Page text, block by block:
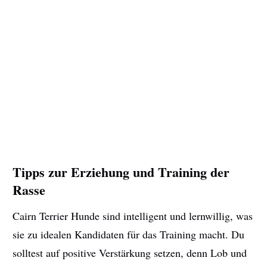
Tipps zur Erziehung und Training der
Rasse
Cairn Terrier Hunde sind intelligent und lernwillig, was
sie zu idealen Kandidaten für das Training macht. Du
solltest auf positive Verstärkung setzen, denn Lob und